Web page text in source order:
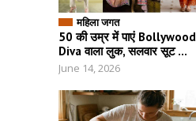
महिला जगत
50 की उम्र में पाएं Bollywood
Diva वाला लुक, सलवार सूट ...
June 14, 2026